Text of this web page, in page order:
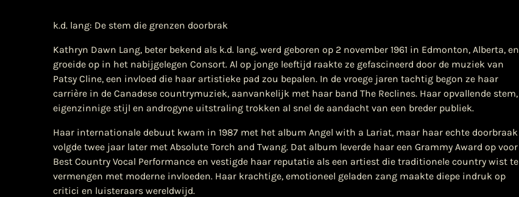
k.d. lang: De stem die grenzen doorbrak
Kathryn Dawn Lang, beter bekend als k.d. lang, werd geboren op 2 november 1961 in Edmonton, Alberta, en
groeide op in het nabijgelegen Consort. Al op jonge leeftijd raakte ze gefascineerd door de muziek van
Patsy Cline, een invloed die haar artistieke pad zou bepalen. In de vroege jaren tachtig begon ze haar
carrière in de Canadese countrymuziek, aanvankelijk met haar band The Reclines. Haar opvallende stem,
eigenzinnige stijl en androgyne uitstraling trokken al snel de aandacht van een breder publiek.
Haar internationale debuut kwam in 1987 met het album Angel with a Lariat, maar haar echte doorbraak
volgde twee jaar later met Absolute Torch and Twang. Dat album leverde haar een Grammy Award op voor
Best Country Vocal Performance en vestigde haar reputatie als een artiest die traditionele country wist te
vermengen met moderne invloeden. Haar krachtige, emotioneel geladen zang maakte diepe indruk op
critici en luisteraars wereldwijd.